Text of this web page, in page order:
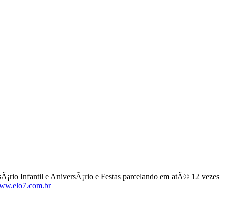
Infantil e AniversÃ¡rio e Festas parcelando em atÃ© 12 vezes |